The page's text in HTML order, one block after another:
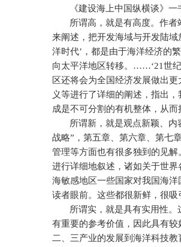
《建设海上中国纵横谈》
所谓高，就是有高度。作
来阐述，把开发海域与开发陆域
洋时代’，都是由于海洋经济的
向太平洋地区转移。……‘21世
区还将会为全国经济发展做出
义等进行了详细的阐述，指出，
成是不可分割的有机整体，从
所谓新，就是观点新颖、
战略”，第五章、第六章、第七
管理等方面也有很多独到的见
进行详细地叙述，诸如关于世
海敏感地区一些国家对我国海
读者眼前。这些都很新鲜，很吸
所谓实，就是具有实用性
有重要的参考价值，因此具有
二、三产业的发展到海洋科技